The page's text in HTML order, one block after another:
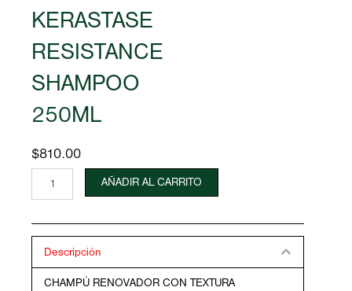
KERASTASE
RESISTANCE
SHAMPOO
250ML
$810.00
RESISTANCE
250ML
cantidad
AÑADIR AL CARRITO
Descripción
CHAMPÚ RENOVADOR CON TEXTURA